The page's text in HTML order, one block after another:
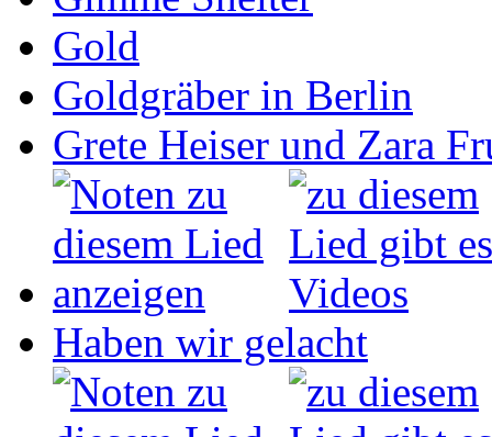
Gold
Goldgräber in Berlin
Grete Heiser und Zara
Haben wir gelacht